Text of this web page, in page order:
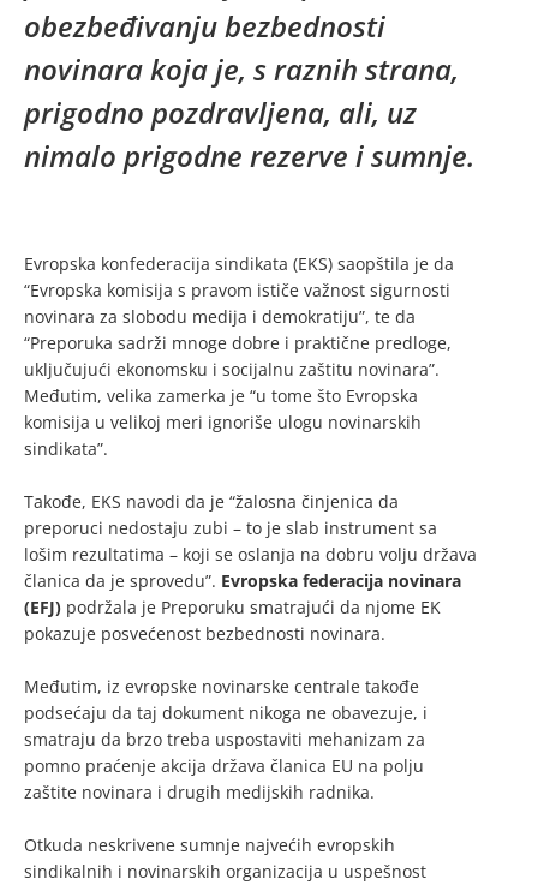
obezbeđivanju bezbednosti
novinara koja je, s raznih strana,
prigodno pozdravljena, ali, uz
nimalo prigodne rezerve i sumnje.
Evropska konfederacija sindikata (EKS) saopštila je da
“Evropska komisija s pravom ističe važnost sigurnosti
novinara za slobodu medija i demokratiju”, te da
“Preporuka sadrži mnoge dobre i praktične predloge,
uključujući ekonomsku i socijalnu zaštitu novinara”.
Međutim, velika zamerka je “u tome što Evropska
komisija u velikoj meri ignoriše ulogu novinarskih
sindikata”.
Takođe, EKS navodi da je “žalosna činjenica da
preporuci nedostaju zubi – to je slab instrument sa
lošim rezultatima – koji se oslanja na dobru volju država
članica da je sprovedu”. Evropska federacija novinara
(EFJ) podržala je Preporuku smatrajući da njome EK
pokazuje posvećenost bezbednosti novinara.
Međutim, iz evropske novinarske centrale takođe
podsećaju da taj dokument nikoga ne obavezuje, i
smatraju da brzo treba uspostaviti mehanizam za
pomno praćenje akcija država članica EU na polju
zaštite novinara i drugih medijskih radnika.
Otkuda neskrivene sumnje najvećih evropskih
sindikalnih i novinarskih organizacija u uspešnost